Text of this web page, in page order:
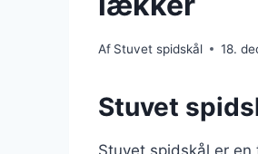
Af Stuvet spidskål 18.
Stuvet
Stuvet spidskål er